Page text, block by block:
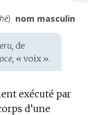
) nom masculin
de
« voix ».
exécuté par
d’une